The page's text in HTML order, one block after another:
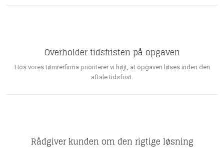
Overholder tidsfristen på opgaven
Hos vores tømrerfirma prioriterer vi højt, at opgaven løses inden den
aftale tidsfrist.
Rådgiver kunden om den rigtige løsning